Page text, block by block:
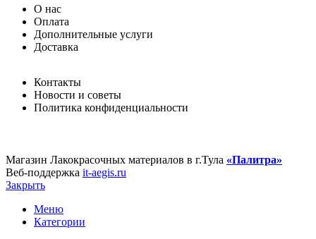
О нас
Оплата
Дополнительные услуги
Доставка
Контакты
Новости и советы
Политика конфиденциальности
Магазин Лакокрасочных материалов в г.Тула «Палитра»
Веб-поддержка it-aegis.ru
Закрыть
Меню
Категории